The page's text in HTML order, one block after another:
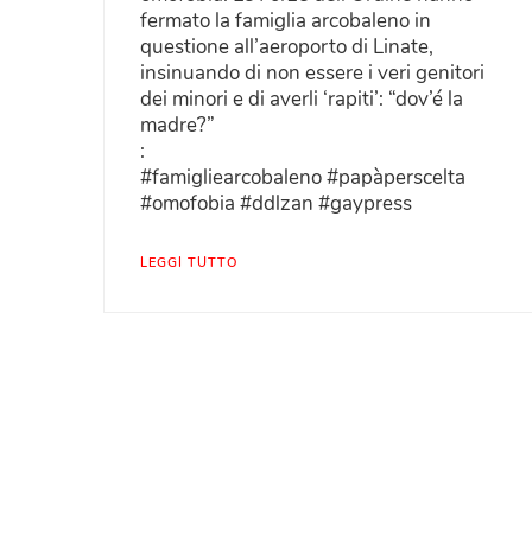
fermato la famiglia arcobaleno in
questione all’aeroporto di Linate,
insinuando di non essere i veri genitori
dei minori e di averli ‘rapiti’: “dov’é la
madre?”
:
#famigliearcobaleno #papàperscelta
#omofobia #ddlzan #gaypress
LEGGI TUTTO